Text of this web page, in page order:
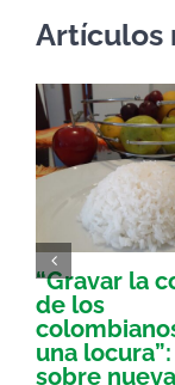
Artículos
“Gravar la
de los
una locura”:
sobre nueva